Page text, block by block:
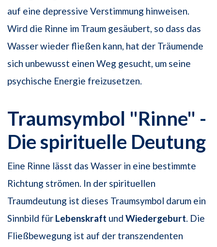
auf eine depressive Verstimmung hinweisen.
Wird die Rinne im Traum gesäubert, so dass das
Wasser wieder fließen kann, hat der Träumende
sich unbewusst einen Weg gesucht, um seine
psychische Energie freizusetzen.
Traumsymbol "Rinne" -
Die spirituelle Deutung
Eine Rinne lässt das Wasser in eine bestimmte
Richtung strömen. In der spirituellen
Traumdeutung ist dieses Traumsymbol darum ein
Sinnbild für Lebenskraft und Wiedergeburt. Die
Fließbewegung ist auf der transzendenten